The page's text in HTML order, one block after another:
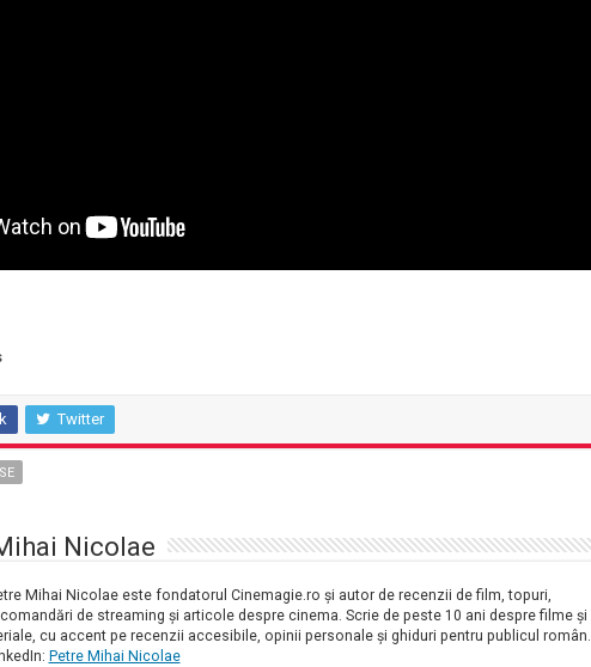
Twitter
Nicolae
Mihai Nicolae este fondatorul Cinemagie.ro și autor de recenzii de film, topuri,
de streaming și articole despre cinema. Scrie de peste 10 ani despre filme și
cu accent pe recenzii accesibile, opinii personale și ghiduri pentru publicul român.
Petre Mihai Nicolae